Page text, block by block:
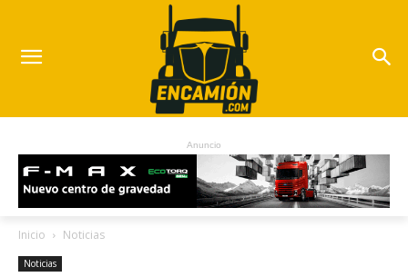
Anuncio
Inicio Noticias
Noticias